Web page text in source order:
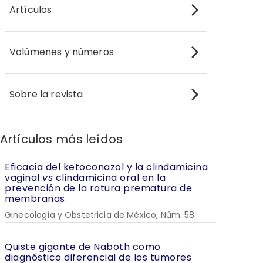
Artículos
Volúmenes y números
Sobre la revista
Artículos más leídos
Eficacia del ketoconazol y la clindamicina
vaginal vs clindamicina oral en la
prevención de la rotura prematura de
membranas
Ginecología y Obstetricia de México, Núm. 58
Quiste gigante de Naboth como
diagnóstico diferencial de los tumores